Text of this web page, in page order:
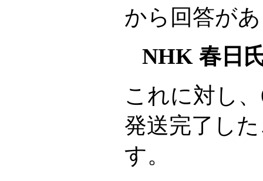
から回答が
NHK 春日
これに対し
発送完了し
す。